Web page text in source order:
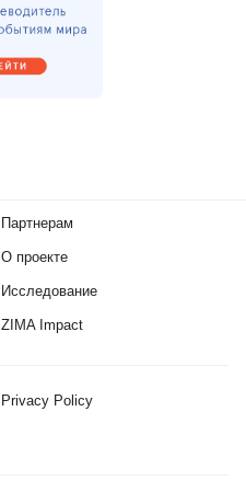
Партнерам
О проекте
Исследование
ZIMA Impact
Privacy Policy